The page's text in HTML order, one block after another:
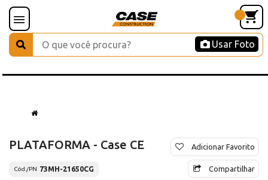
Usar Foto
PLATAFORMA - Case CE
Cód./PN 73MH-21650CG
Adicionar Favorito
Compartilhar